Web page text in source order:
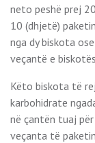
neto peshë prej
10 (dhjetë)
nga dy biskota
veçantë e
Këto biskota të
karbohidrate
në çantën tuaj
veçanta të